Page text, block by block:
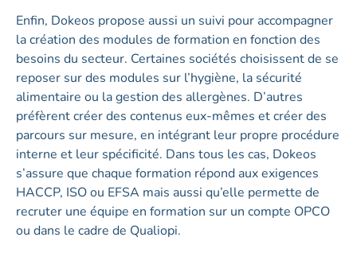
Enfin, Dokeos propose aussi un suivi pour accompagner
la création des modules de formation en fonction des
besoins du secteur. Certaines sociétés choisissent de se
reposer sur des modules sur l’hygiène, la sécurité
alimentaire ou la gestion des allergènes. D’autres
préfèrent créer des contenus eux-mêmes et créer des
parcours sur mesure, en intégrant leur propre procédure
interne et leur spécificité. Dans tous les cas, Dokeos
s’assure que chaque formation répond aux exigences
HACCP, ISO ou EFSA mais aussi qu’elle permette de
recruter une équipe en formation sur un compte OPCO
ou dans le cadre de Qualiopi.